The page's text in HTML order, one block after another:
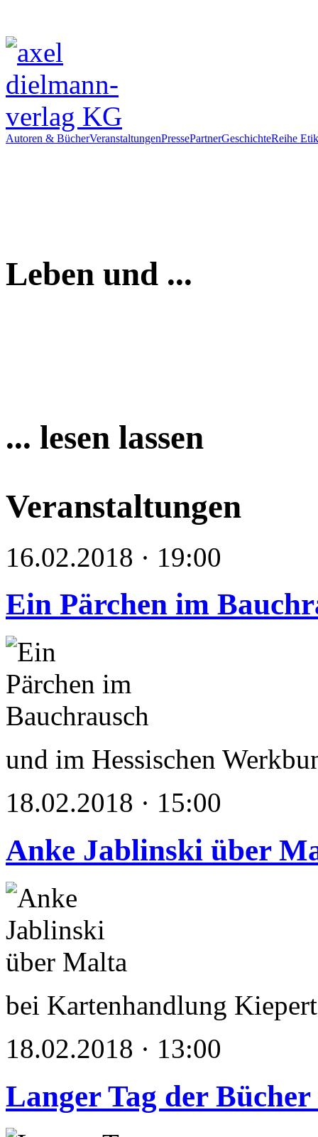
Autoren & BücherVeranstaltungenPressePartnerGeschichteReihe
Leben und ...
... lesen lassen
Veranstaltungen
16.02.2018 · 19:00
Ein Pärchen im
und im Hessischen
18.02.2018 · 15:00
Anke Jablinski über
bei Kartenhandlung
18.02.2018 · 13:00
Langer Tag der Bücher